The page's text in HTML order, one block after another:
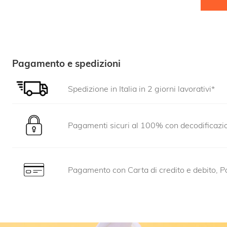
Pagamento e spedizioni
Spedizione in Italia in 2 giorni lavorativi*
Pagamenti sicuri al 100% con
Pagamento con Carta di credito e debito,